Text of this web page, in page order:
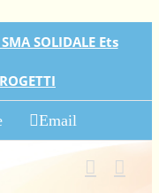
SOLIDALE Ets
Email